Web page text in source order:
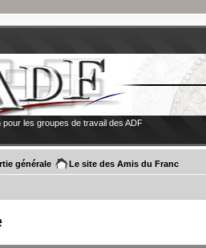
pour les groupes de travail des ADF
générale Le site des Amis du Franc